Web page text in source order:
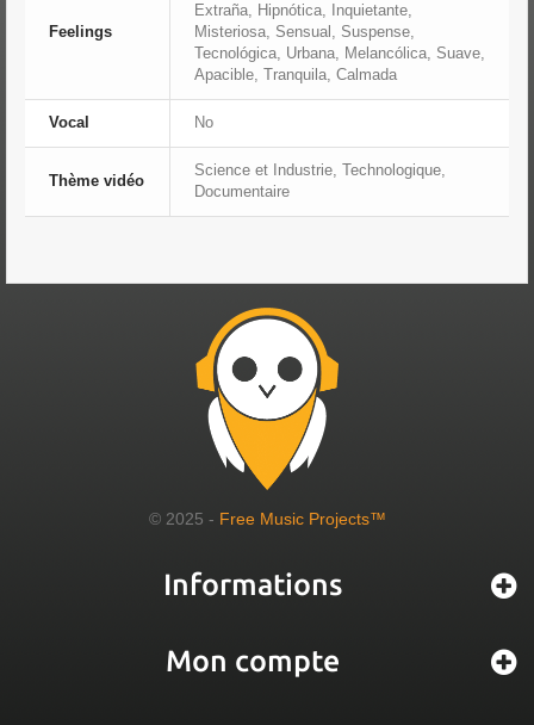
Feelings
Extraña, Hipnótica, Inquietante,
Misteriosa, Sensual, Suspense,
Tecnológica, Urbana, Melancólica, Suave,
Apacible, Tranquila, Calmada
Vocal No
Thème vidéo
Science et Industrie, Technologique,
Documentaire
© 2025 - Free Music Projects™
Informations
Mon compte